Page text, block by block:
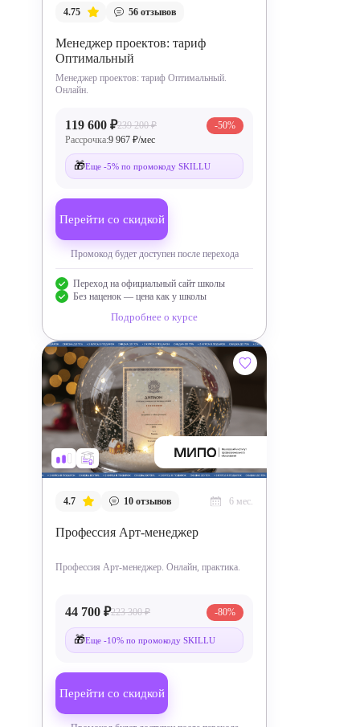
4.75 56 отзывов
Менеджер проектов: тариф
Оптимальный
Менеджер проектов: тариф Оптимальный.
Онлайн.
119 600 ₽239 200 ₽
Рассрочка:9 967 ₽/мес
-50%
🎁Еще -5% по промокоду SKILLU
Перейти со скидкой
Промокод будет доступен после перехода
Переход на официальный сайт школы
Без наценок — цена как у школы
Подробнее о курсе
4.7 10 отзывов 6 мес.
Профессия Арт-менеджер
Профессия Арт-менеджер. Онлайн, практика.
44 700 ₽223 300 ₽ -80%
🎁Еще -10% по промокоду SKILLU
Перейти со скидкой